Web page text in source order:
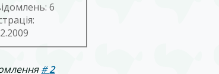
6
#2